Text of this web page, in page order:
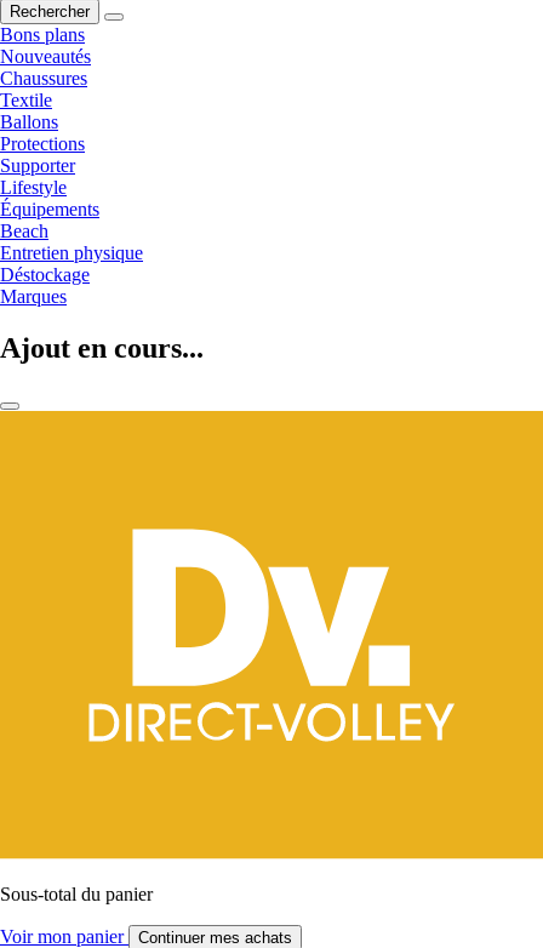
Rechercher
Bons plans
Nouveautés
Chaussures
Textile
Ballons
Protections
Supporter
Lifestyle
Équipements
Beach
Entretien physique
Déstockage
Marques
Ajout en cours...
Sous-total du panier
Voir mon panier Continuer mes achats